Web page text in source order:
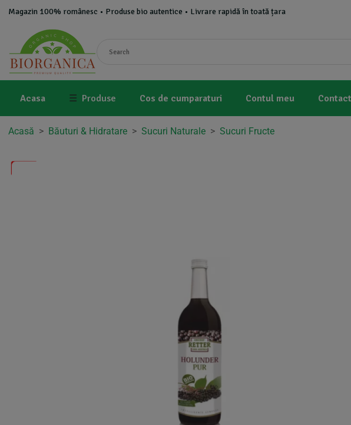
Magazin 100% românesc • Produse bio autentice • Livrare rapidă în toată țara
Acasa ☰ Produse Cos de cumparaturi Contul meu Contact
Acasă > Băuturi & Hidratare > Sucuri Naturale > Sucuri Fructe